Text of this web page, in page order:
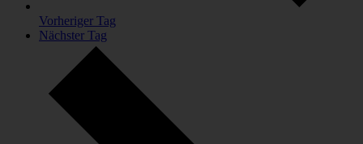
Vorheriger Tag
Nächster Tag